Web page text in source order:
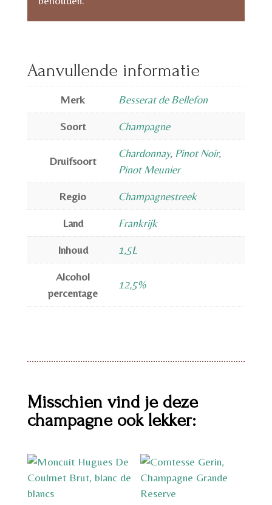
Aanvullende informatie
Merk Besserat de Bellefon
Soort Champagne
Druifsoort
Chardonnay, Pinot Noir,
Pinot Meunier
Regio Champagnestreek
Land Frankrijk
Inhoud 1,5L
Alcohol
percentage
12,5%
Misschien vind je deze
champagne ook lekker: